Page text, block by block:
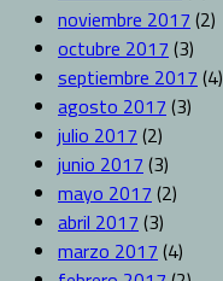
noviembre 2017 (2)
octubre 2017 (3)
septiembre 2017 (4)
agosto 2017 (3)
julio 2017 (2)
junio 2017 (3)
mayo 2017 (2)
abril 2017 (3)
marzo 2017 (4)